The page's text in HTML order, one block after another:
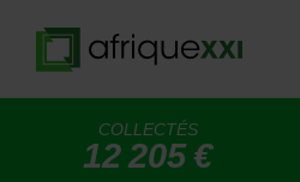
COLLECTÉS
12 205 €